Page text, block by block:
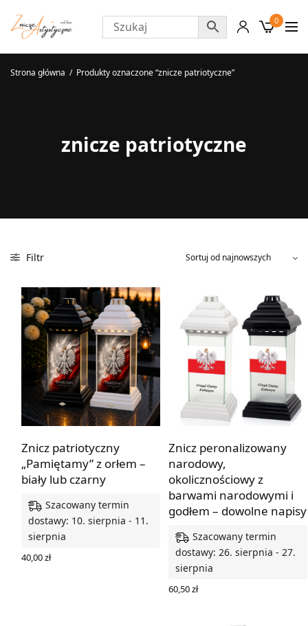
0
Strona główna / Produkty oznaczone “znicze patriotyczne”
znicze patriotyczne
Filtr
Znicz patriotyczny
„Pamiętamy” z orłem –
biały lub czarny
Szacowany termin
dostawy: 10. sierpnia - 11.
sierpnia
40,00zł
Znicz peronalizowany
narodowy,
okolicznościowy z
barwami narodowymi i
godłem – dowolne napisy
Szacowany termin
dostawy: 26. sierpnia - 27.
sierpnia
60,50zł